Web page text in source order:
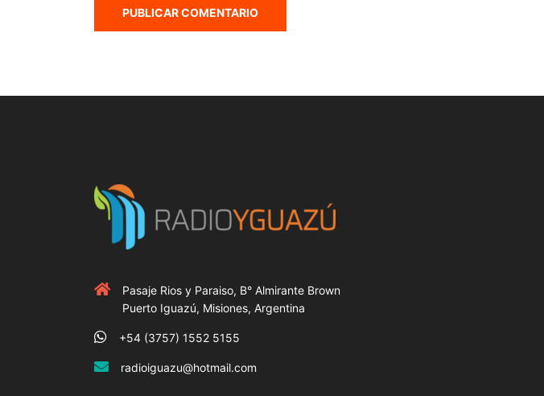
Pasaje Rios y Paraiso, B° Almirante Brown
Puerto Iguazú, Misiones, Argentina
+54 (3757) 1552 5155
radioiguazu@hotmail.com